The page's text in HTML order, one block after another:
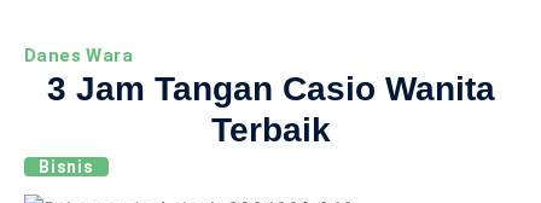
Danes Wara
3 Jam Tangan Casio Wanita
Terbaik
Bisnis